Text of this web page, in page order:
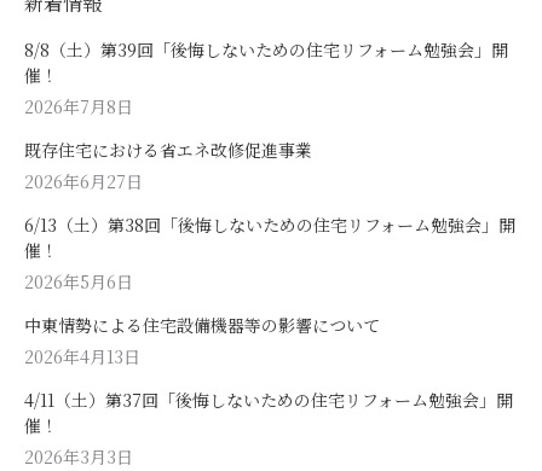
8/8（土）第39回「後悔しないための住宅リフォーム勉強会」開
催！
2026年7月8日
既存住宅における省エネ改修促進事業
2026年6月27日
6/13（土）第38回「後悔しないための住宅リフォーム勉強会」開
催！
2026年5月6日
中東情勢による住宅設備機器等の影響について
2026年4月13日
4/11（土）第37回「後悔しないための住宅リフォーム勉強会」開
催！
2026年3月3日